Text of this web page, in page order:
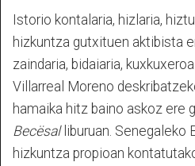
Istorio kontalaria, hizlaria,
hizkuntza gutxituen aktibista
zaindaria, bidaiaria,
Villarreal Moreno
hamaika hitz baino askoz ere
Becësalliburuan. Senegaleko
hizkuntza propioan